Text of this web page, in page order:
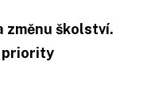
změnu školství.
priority